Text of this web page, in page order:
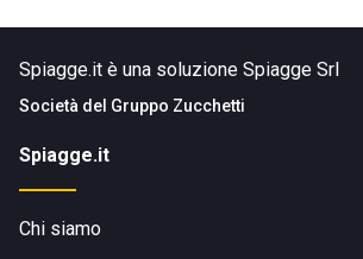
Spiagge.it è una soluzione Spiagge Srl
Società del Gruppo Zucchetti
Spiagge.it
Chi siamo